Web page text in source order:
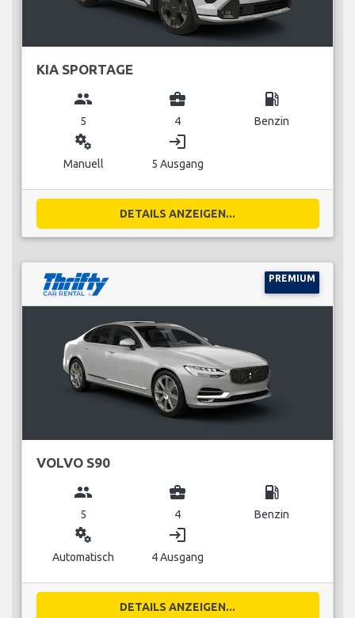
KIA SPORTAGE
group
5
business_center
4
local_gas_station
Benzin
miscellaneous_services
Manuell
login
5 Ausgang
DETAILS ANZEIGEN...
PREMIUM
VOLVO S90
group
5
business_center
4
local_gas_station
Benzin
miscellaneous_services
Automatisch
login
4 Ausgang
DETAILS ANZEIGEN...